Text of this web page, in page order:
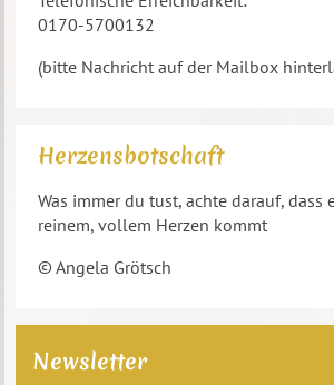
0170-5700132
(bitte Nachricht auf der Mailbox
Herzensbotschaft
Was immer du tust, achte darauf, dass
reinem, vollem Herzen kommt
© Angela Grötsch
Newsletter